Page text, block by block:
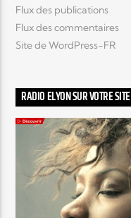
Flux des publications
Flux des commentaires
Site de WordPress-FR
RADIO ELYON SUR VOTRE SITE